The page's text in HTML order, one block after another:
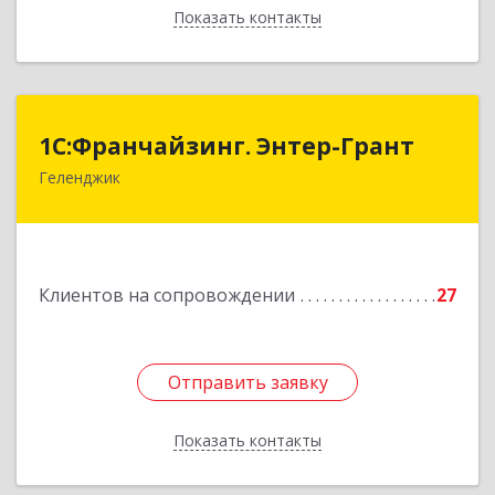
Показать контакты
Назад
1С:Франчайзинг. Энтер-Грант
Геленджик
Клиентов на сопровождении 27
Отправить заявку
Показать контакты
1С:Франчайзинг. Энтер-Грант
353467, Краснодарский край, Геленджик г,
Отправить заявку
Назад